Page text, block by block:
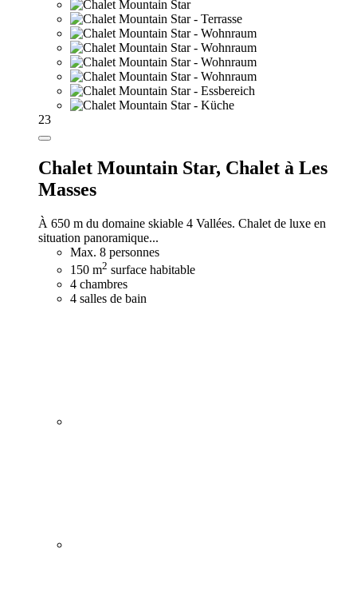
23
Chalet Mountain Star, Chalet à Les
Masses
À 650 m du domaine skiable 4 Vallées. Chalet de luxe en
situation panoramique...
Max. 8 personnes
150 m2 surface habitable
4 chambres
4 salles de bain